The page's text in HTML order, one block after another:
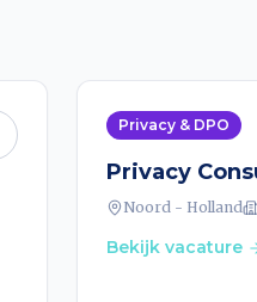
Privacy & DPO
Privacy
Noord - Holland
Bekijk vacature